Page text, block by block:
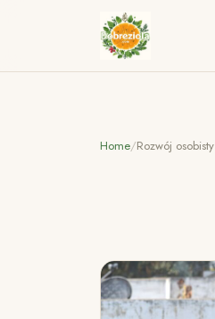
Home/Rozwój osobisty